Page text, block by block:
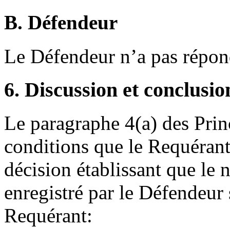
B. Défendeur
Le Défendeur n’a pas
6. Discussion et
Le paragraphe 4(a) des
conditions que le
décision établissant que le
enregistré par le
Requérant: